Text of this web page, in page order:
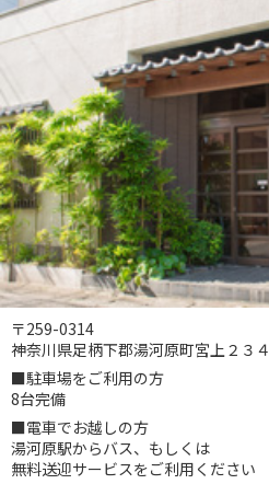
〒259-0314
神奈川県足柄下郡湯河原町宮上２３４
■駐車場をご利用の方
8台完備
■電車でお越しの方
湯河原駅からバス、もしくは
無料送迎サービスをご利用ください